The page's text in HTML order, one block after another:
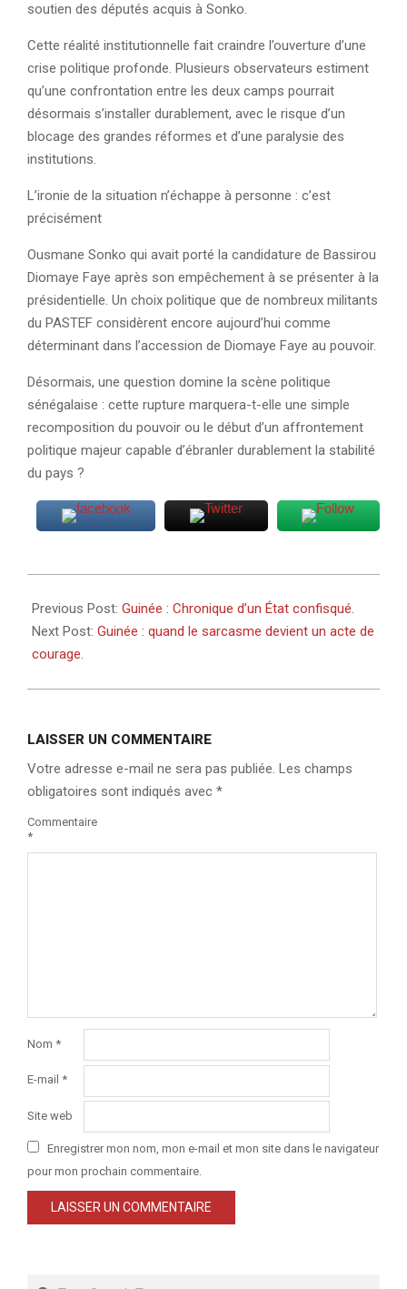
soutien des députés acquis à Sonko.
Cette réalité institutionnelle fait craindre l’ouverture d’une
crise politique profonde. Plusieurs observateurs estiment
qu’une confrontation entre les deux camps pourrait
désormais s’installer durablement, avec le risque d’un
blocage des grandes réformes et d’une paralysie des
institutions.
L’ironie de la situation n’échappe à personne : c’est
précisément
Ousmane Sonko qui avait porté la candidature de Bassirou
Diomaye Faye après son empêchement à se présenter à la
présidentielle. Un choix politique que de nombreux militants
du PASTEF considèrent encore aujourd’hui comme
déterminant dans l’accession de Diomaye Faye au pouvoir.
Désormais, une question domine la scène politique
sénégalaise : cette rupture marquera-t-elle une simple
recomposition du pouvoir ou le début d’un affrontement
politique majeur capable d’ébranler durablement la stabilité
du pays ?
05-
23
Previous Post: Guinée : Chronique d’un État confisqué.
Next Post: Guinée : quand le sarcasme devient un acte de
courage.
LAISSER UN COMMENTAIRE
Votre adresse e-mail ne sera pas publiée. Les champs
obligatoires sont indiqués avec *
Commentaire
*
Nom *
E-mail *
Site web
Enregistrer mon nom, mon e-mail et mon site dans le navigateur
pour mon prochain commentaire.
Search